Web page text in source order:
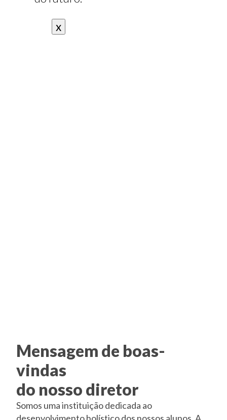
x
Mensagem de boas-
vindas
do nosso diretor
Somos uma instituição dedicada ao